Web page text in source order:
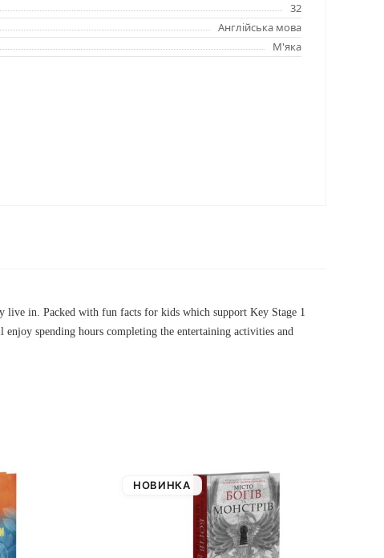
32
Англійська мова
М'яка
live in. Packed with fun facts for kids which support Key Stage 1
spending hours completing the entertaining activities and
НОВИНКА